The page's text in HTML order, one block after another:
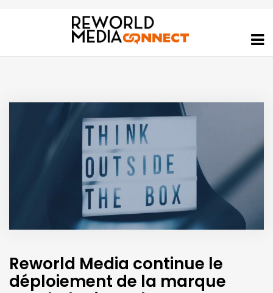
Reworld Media continue le
déploiement de la marque